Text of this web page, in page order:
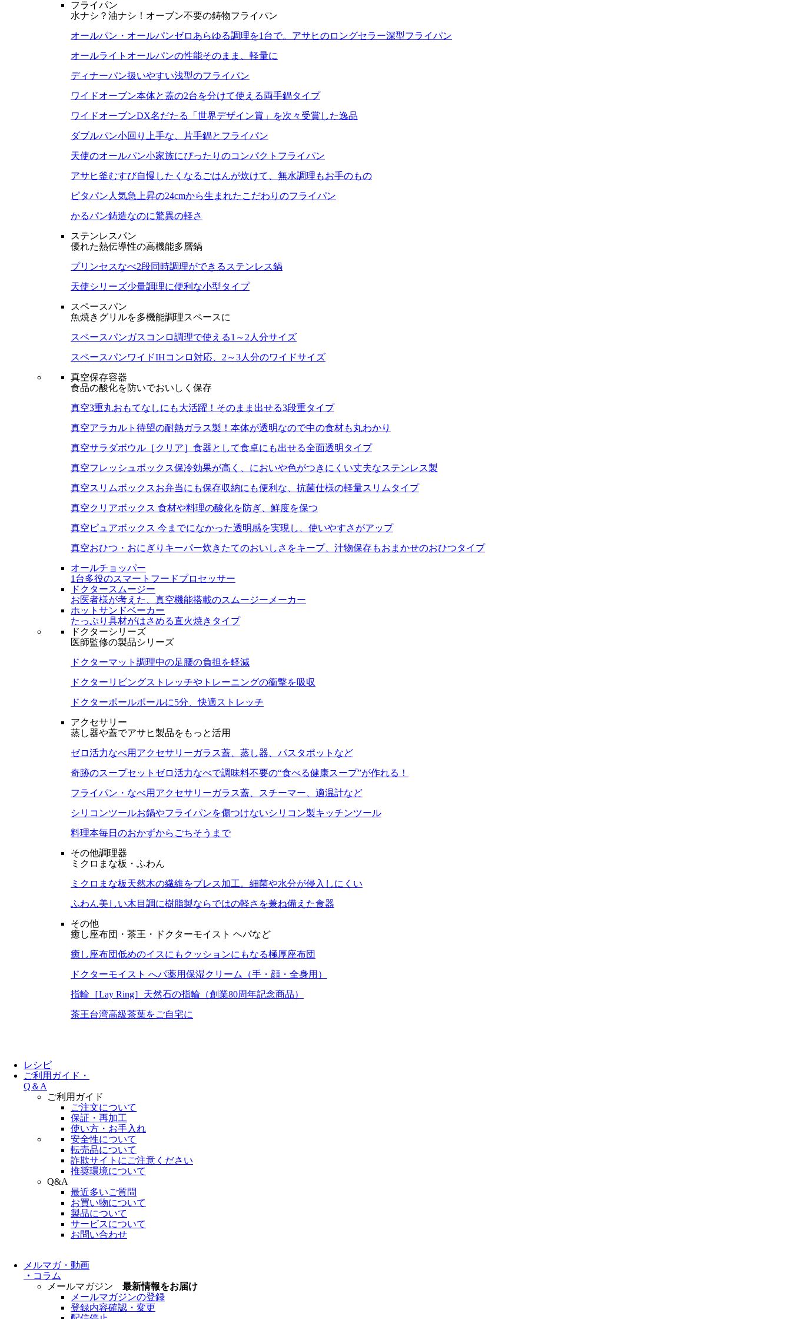
フライパン
水ナシ？油ナシ！オーブン不要の鋳物フライパン
オールパン・オールパンゼロ あらゆる調理を1台で。アサヒのロングセラー深型フライパン
オールライト オールパンの性能そのまま、軽量に
ディナーパン扱いやすい浅型のフライパン
ワイドオーブン本体と蓋の2台を分けて使える両手鍋タイプ
ワイドオーブンDX名だたる「世界デザイン賞」を次々受賞した逸品
ダブルパン小回り上手な、片手鍋とフライパン
天使のオールパン小家族にぴったりのコンパクトフライパン
アサヒ釜むすび自慢したくなるごはんが炊けて、無水調理もお手のもの
ピタパン 人気急上昇の24cmから生まれたこだわりのフライパン
かるパン鋳造なのに驚異の軽さ
ステンレスパン
優れた熱伝導性の高機能多層鍋
プリンセスなべ2段同時調理ができるステンレス鍋
天使シリーズ少量調理に便利な小型タイプ
スペースパン
魚焼きグリルを多機能調理スペースに
スペースパンガスコンロ調理で使える1～2人分サイズ
スペースパンワイドIHコンロ対応、2～3人分のワイドサイズ
真空保存容器
食品の酸化を防いでおいしく保存
真空3重丸おもてなしにも大活躍！そのまま出せる3段重タイプ
真空アラカルト 待望の耐熱ガラス製！本体が透明なので中の食材も丸わかり
真空サラダボウル［クリア］ 食器として食卓にも出せる全面透明タイプ
真空フレッシュボックス保冷効果が高く、においや色がつきにくい丈夫なステンレス製
真空スリムボックスお弁当にも保存収納にも便利な、抗菌仕様の軽量スリムタイプ
真空クリアボックス 食材や料理の酸化を防ぎ、鮮度を保つ
真空ピュアボックス 今までになかった透明感を実現し、使いやすさがアップ
真空おひつ・おにぎりキーパー炊きたてのおいしさをキープ、汁物保存もおまかせのおひつタイプ
オールチョッパー
1台多役のスマートフードプロセッサー
ドクタースムージー
お医者様が考えた、真空機能搭載のスムージーメーカー
ホットサンドベーカー
たっぷり具材がはさめる直火焼きタイプ
ドクターシリーズ
医師監修の製品シリーズ
ドクターマット 調理中の足腰の負担を軽減
ドクターリビングストレッチやトレーニングの衝撃を吸収
ドクターポールポールに5分、快適ストレッチ
アクセサリー
蒸し器や蓋でアサヒ製品をもっと活用
ゼロ活力なべ用アクセサリーガラス蓋、蒸し器、パスタポットなど
奇跡のスープセット ゼロ活力なべで調味料不要の“食べる健康スープ”が作れる！
フライパン・なべ用アクセサリーガラス蓋、スチーマー、適温計など
シリコンツールお鍋やフライパンを傷つけないシリコン製キッチンツール
料理本毎日のおかずからごちそうまで
その他調理器
ミクロまな板・ふわん
ミクロまな板天然木の繊維をプレス加工。細菌や水分が侵入しにくい
ふわん美しい木目調に樹脂製ならではの軽さを兼ね備えた食器
その他
癒し座布団・茶王・ドクターモイスト ヘパなど
癒し座布団低めのイスにもクッションにもなる極厚座布団
ドクターモイスト へパ薬用保湿クリーム（手・顔・全身用）
指輪［Lay Ring］ 天然石の指輪（創業80周年記念商品）
茶王台湾高級茶葉をご自宅に
レシピ
ご利用ガイド・
Q＆A
ご利用ガイド
ご注文について
保証・再加工
使い方・お手入れ
安全性について
転売品について
詐欺サイトにご注意ください
推奨環境について
Q&A
最近多いご質問
お買い物について
製品について
サービスについて
お問い合わせ
メルマガ・動画
・ コラム
メールマガジン 最新情報をお届け
メールマガジンの登録
登録内容確認・変更